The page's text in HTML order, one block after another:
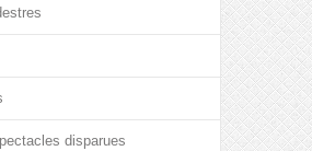
disparues